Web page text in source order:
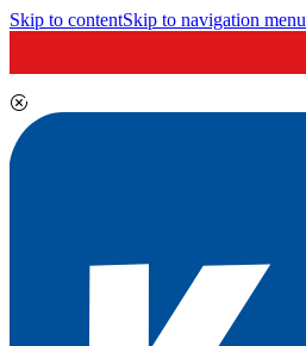
Skip to contentSkip to navigation menu